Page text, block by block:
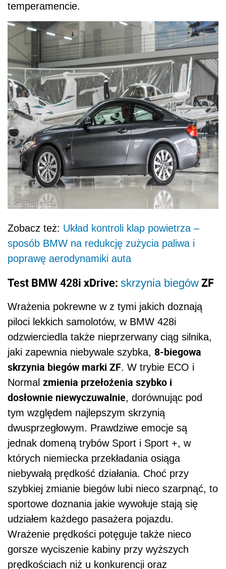
temperamencie.
Zobacz też: Układ kontroli klap powietrza –
sposób BMW na redukcję zużycia paliwa i
poprawę aerodynamiki auta
Test BMW 428i xDrive: skrzynia biegów ZF
Wrażenia pokrewne w z tymi jakich doznają
piloci lekkich samolotów, w BMW 428i
odzwierciedla także nieprzerwany ciąg silnika,
jaki zapewnia niebywale szybka, 8-biegowa
skrzynia biegów marki ZF. W trybie ECO i
Normal zmienia przełożenia szybko i
dosłownie niewyczuwalnie, dorównując pod
tym względem najlepszym skrzynią
dwusprzegłowym. Prawdziwe emocje są
jednak domeną trybów Sport i Sport +, w
których niemiecka przekładania osiąga
niebywałą prędkość działania. Choć przy
szybkiej zmianie biegów lubi nieco szarpnąć, to
sportowe doznania jakie wywołuje stają się
udziałem każdego pasażera pojazdu.
Wrażenie prędkości potęguje także nieco
gorsze wyciszenie kabiny przy wyższych
prędkościach niż u konkurencji oraz